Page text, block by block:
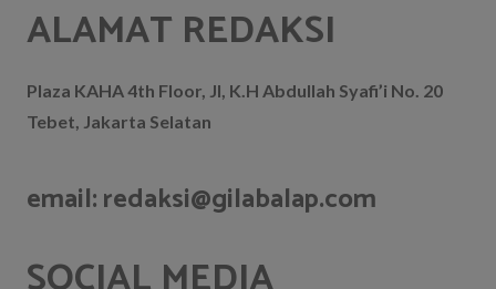
ALAMAT REDAKSI
Plaza KAHA 4th Floor, Jl, K.H Abdullah Syafi’i No. 20
Tebet, Jakarta Selatan
email: redaksi@gilabalap.com